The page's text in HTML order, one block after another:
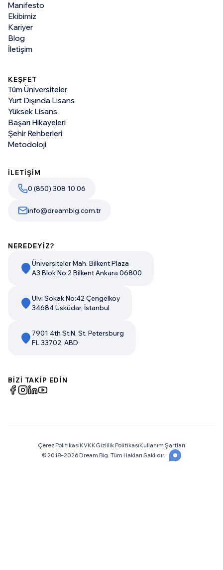
Manifesto
Ekibimiz
Kariyer
Blog
İletişim
KEŞFET
Tüm Üniversiteler
Yurt Dışında Lisans
Yüksek Lisans
Başarı Hikayeleri
Şehir Rehberleri
Metodoloji
İLETİŞİM
0 (850) 308 10 06
info@dreambig.com.tr
NEREDEYİZ?
Üniversiteler Mah. Bilkent Plaza
A3 Blok No:2 Bilkent Ankara 06800
Ulvi Sokak No:42 Çengelköy
34684 Üsküdar, İstanbul
7901 4th St N, St. Petersburg
FL 33702, ABD
BİZİ TAKİP EDİN
Çerez PolitikasıKVKKGizlilik PolitikasıKullanım Şartları
© 2018–2026Dream Big. Tüm Hakları Saklıdır.